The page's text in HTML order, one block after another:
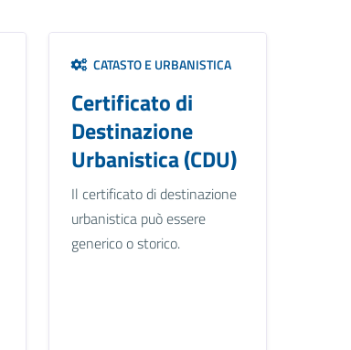
CATASTO E URBANISTICA
Certificato di
Destinazione
Urbanistica (CDU)
Il certificato di destinazione
urbanistica può essere
generico o storico.